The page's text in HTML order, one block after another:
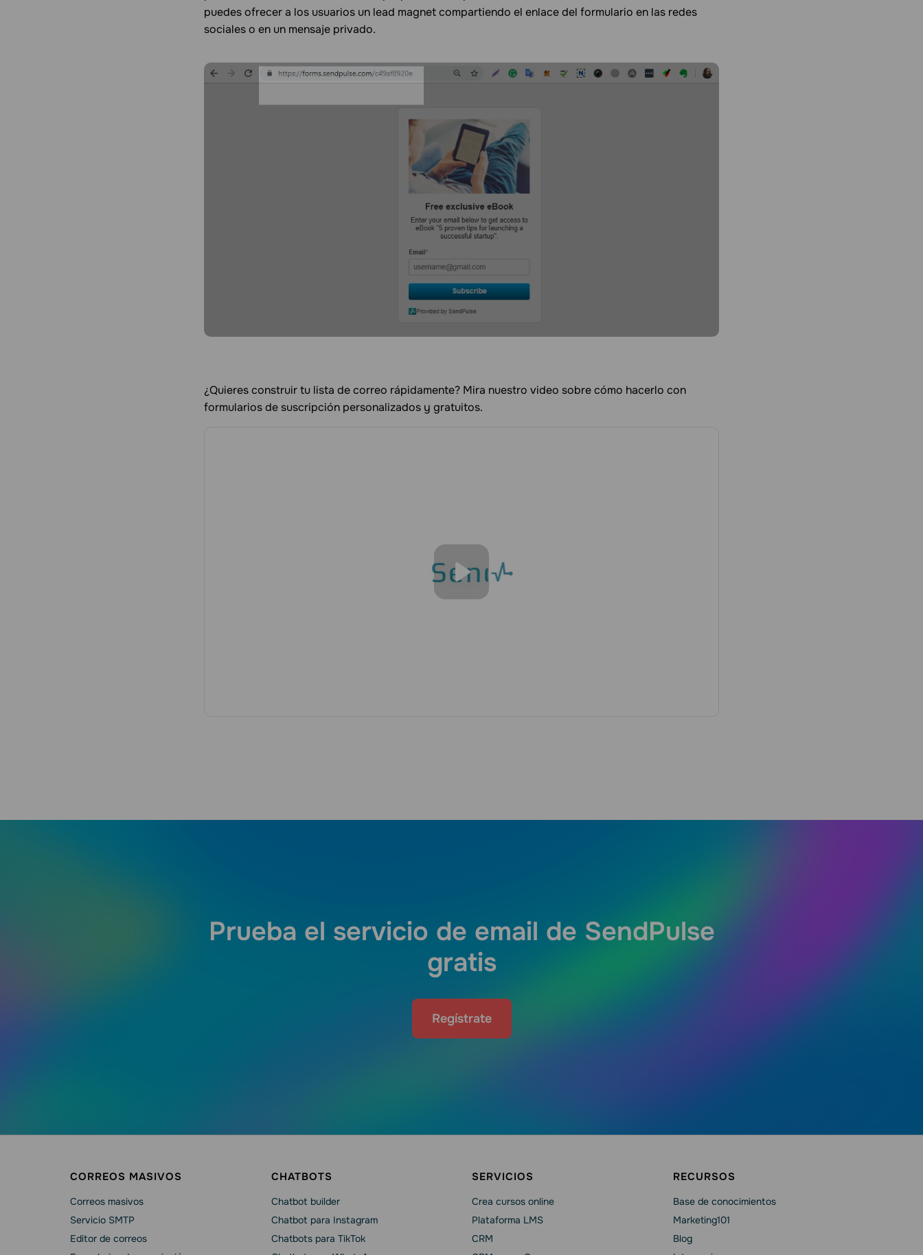
puedes ofrecer a los usuarios un lead magnet compartiendo el enlace del formulario en las redes
sociales o en un mensaje privado.
¿Quieres construir tu lista de correo rápidamente? Mira nuestro video sobre cómo hacerlo con
formularios de suscripción personalizados y gratuitos.
Prueba el servicio de email de SendPulse
gratis
Regístrate
CORREOS MASIVOS
Correos masivos
Servicio SMTP
Editor de correos
CHATBOTS
Chatbot builder
Chatbot para Instagram
Chatbots para TikTok
SERVICIOS
Crea cursos online
Plataforma LMS
CRM
RECURSOS
Base de conocimientos
Marketing101
Blog